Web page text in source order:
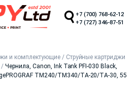
+7 (700) 768-62-12
+7 (727) 346-87-51
и комплектующие/ Струйные картриджи
/Чернила, Canon, Ink Tank PFI-030 Black,
TM240/TM340/TA-20/TA-30, 55